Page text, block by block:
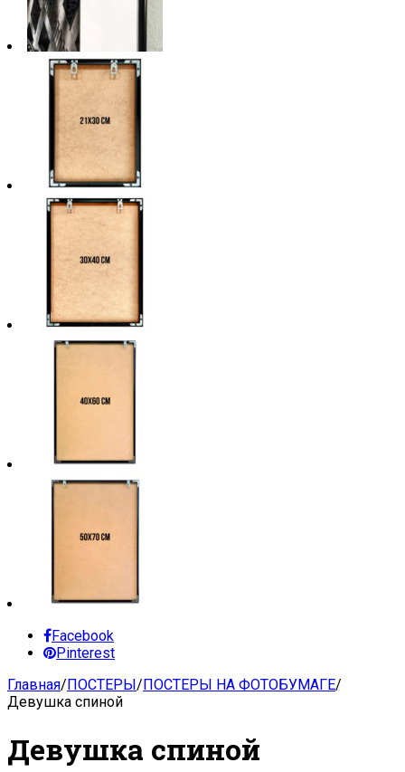
Facebook
Pinterest
Главная/ПОСТЕРЫ/ПОСТЕРЫ НА ФОТОБУМАГЕ/
Девушка спиной
Девушка спиной